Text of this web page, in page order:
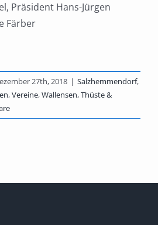
Präsident Hans-Jürgen
Färber
27th, 2018 | Salzhemmendorf,
,Vereine,Wallensen, Thüste &